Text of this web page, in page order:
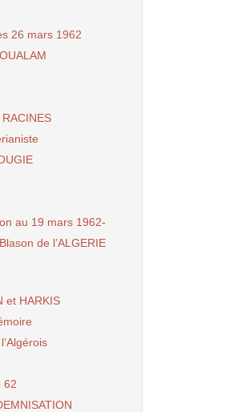
26 mars 1962
au 19 mars 1962-
de l’ALGERIE
et HARKIS
62